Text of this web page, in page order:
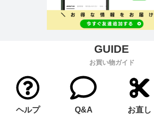
お買い物ガイド
ヘルプ Q&A お直し